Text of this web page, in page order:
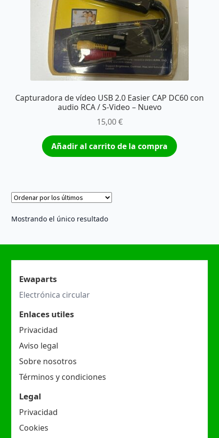
Capturadora de vídeo USB 2.0 Easier CAP DC60 con
audio RCA / S-Video – Nuevo
15,00€
Añadir al carrito de la compra
Mostrando el único resultado
Ewaparts
Electrónica circular
Enlaces utiles
Privacidad
Aviso legal
Sobre nosotros
Términos y condiciones
Legal
Privacidad
Cookies